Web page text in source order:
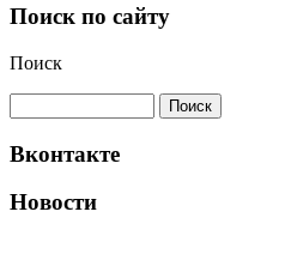
Поиск по сайту
Поиск
Вконтакте
Новости